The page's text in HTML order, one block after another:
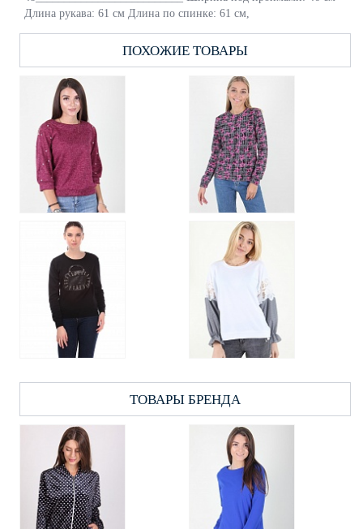
Длина рукава: 61 см Длина по спинке: 61 см,
ПОХОЖИЕ ТОВАРЫ
ТОВАРЫ БРЕНДА